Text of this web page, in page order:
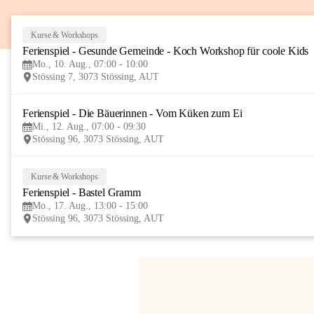
Kurse & Workshops
Ferienspiel - Gesunde Gemeinde - Koch Workshop für coole Kids
Mo., 10. Aug., 07:00 - 10:00
Stössing 7, 3073 Stössing, AUT
Ferienspiel - Die Bäuerinnen - Vom Küken zum Ei
Mi., 12. Aug., 07:00 - 09:30
Stössing 96, 3073 Stössing, AUT
Kurse & Workshops
Ferienspiel - Bastel Gramm
Mo., 17. Aug., 13:00 - 15:00
Stössing 96, 3073 Stössing, AUT